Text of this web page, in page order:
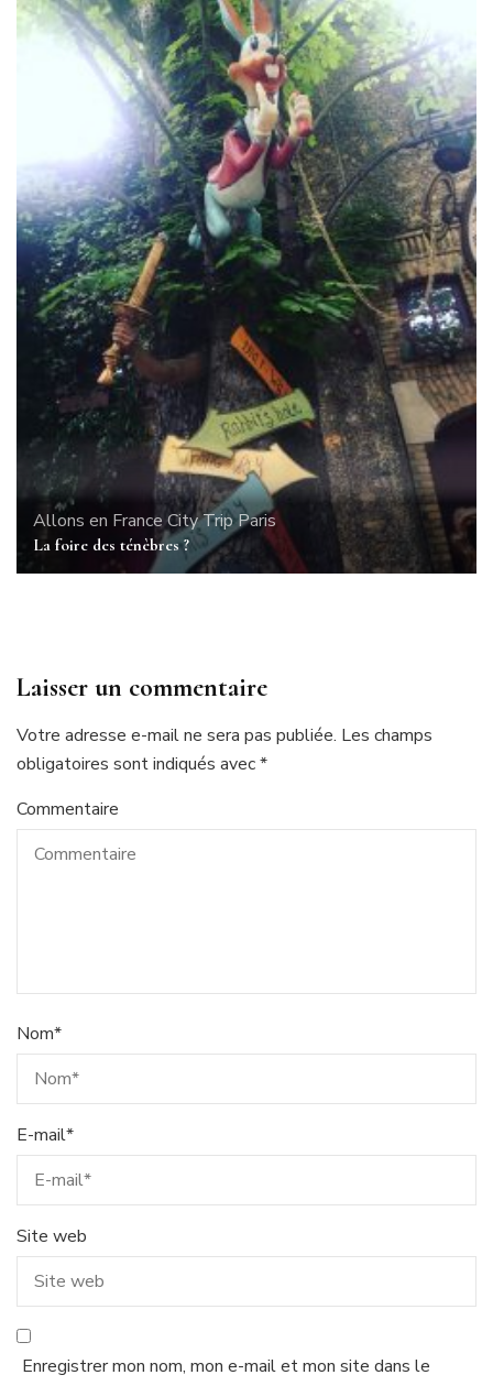
Allons en France City Trip Paris
La foire des ténèbres ?
Laisser un commentaire
Votre adresse e-mail ne sera pas publiée. Les champs
obligatoires sont indiqués avec*
Commentaire
Nom*
E-mail*
Site web
Enregistrer mon nom, mon e-mail et mon site dans le